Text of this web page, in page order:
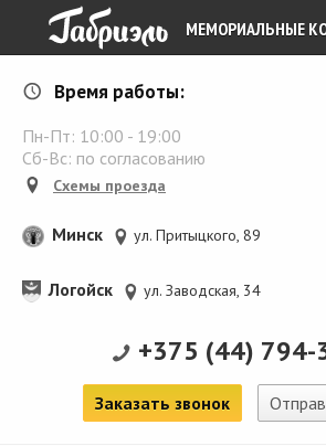
МЕМОРИАЛЬНЫЕ
Время работы:
Пн-Пт: 10:00 - 19:00
Сб-Вс: по согласованию
Схемы проезда
Минск ул. Притыцкого, 89
Логойск ул. Заводская, 34
+375 (44) 794-
Заказать звонок